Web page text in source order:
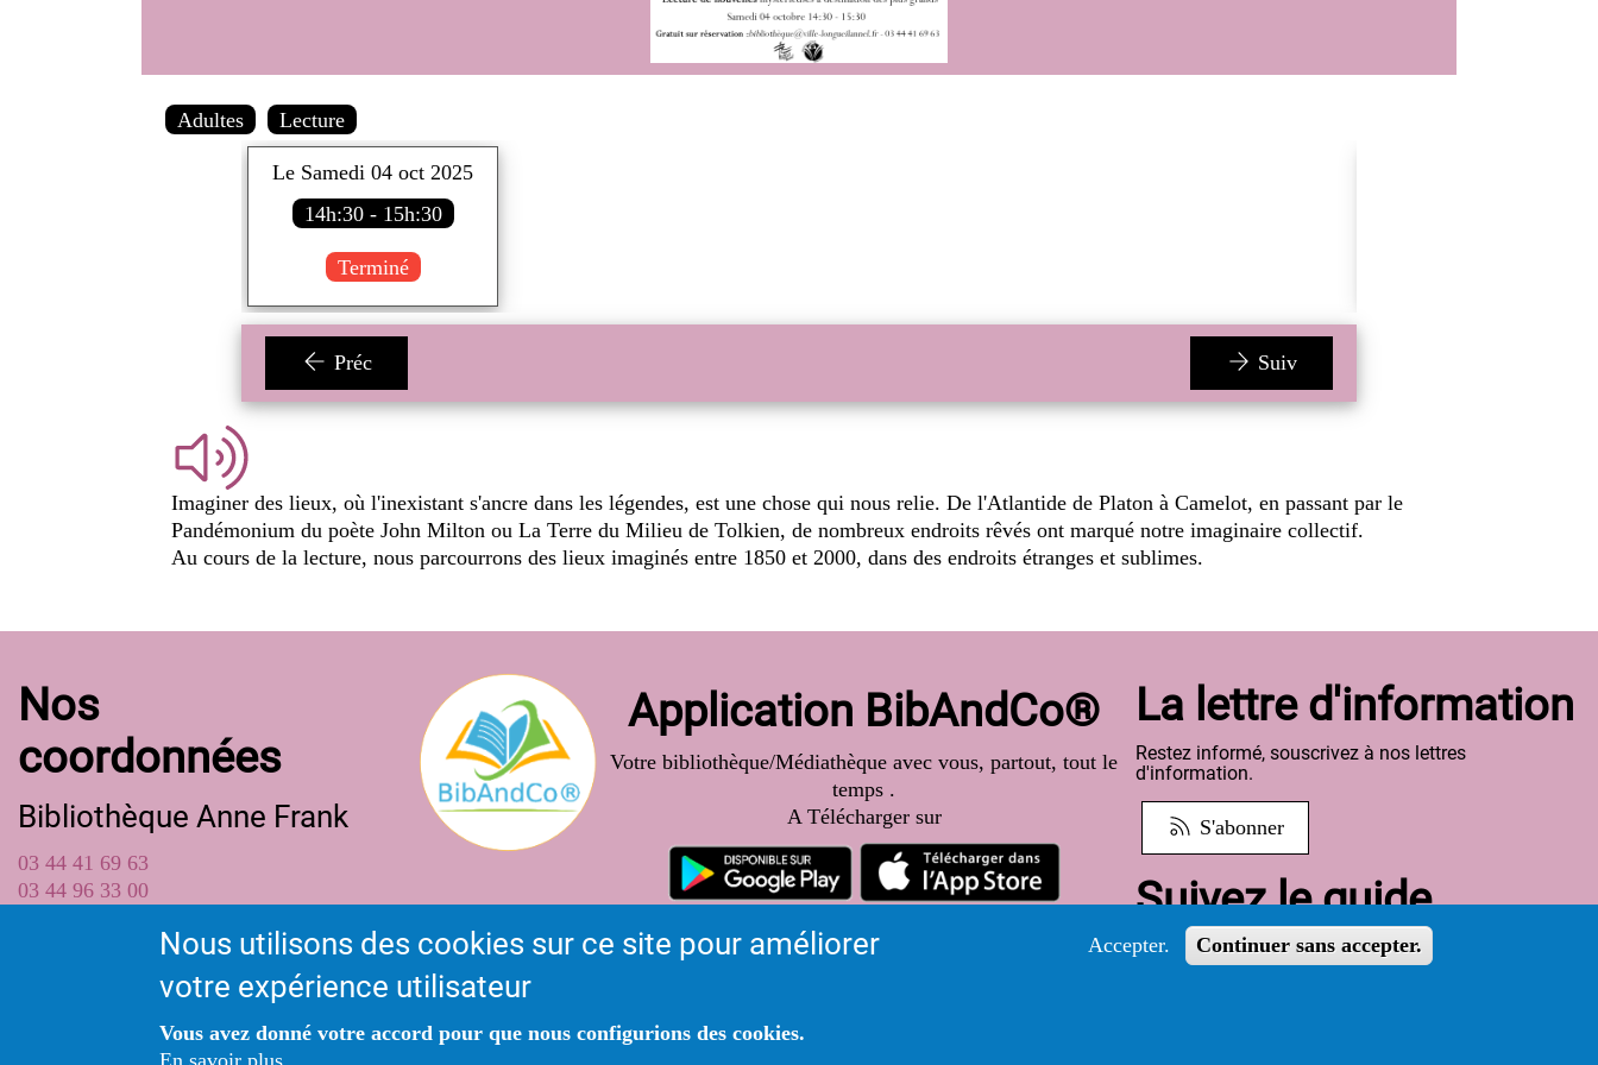
Adultes Lecture
Le Samedi 04 oct 2025
14h:30 - 15h:30
Terminé
Préc Suiv
Imaginer des lieux, où l'inexistant s'ancre dans les légendes, est une chose qui nous relie. De l'Atlantide de Platon à Camelot, en passant par le
Pandémonium du poète John Milton ou La Terre du Milieu de Tolkien, de nombreux endroits rêvés ont marqué notre imaginaire collectif.
Au cours de la lecture, nous parcourrons des lieux imaginés entre 1850 et 2000, dans des endroits étranges et sublimes.
Nos
coordonnées
Bibliothèque Anne Frank
03 44 41 69 63
03 44 96 33 00
80 rue des écoles
Bibliothèque - 80 Rue des écoles
60150 LONGUEIL-ANNEL
Application BibAndCo®
Votre bibliothèque/Médiathèque avec vous, partout, tout le
temps .
A Télécharger sur
La lettre d'information
Restez informé, souscrivez à nos lettres
d'information.
S'abonner
Suivez le guide
Informations sur l'utilisation de votre compte
Nous utilisons des cookies sur ce site pour améliorer
votre expérience utilisateur
Vous avez donné votre accord pour que nous configurions des cookies.
En savoir plus
Accepter. Continuer sans accepter.